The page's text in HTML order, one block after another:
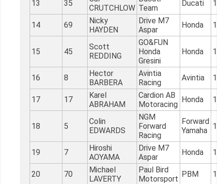
13 35
CRUTCHLOW Team
Ducati
14 69
Nicky
HAYDEN
Drive M7
Aspar
Honda
15 45
Scott
REDDING
GO&FUN
Honda
Gresini
Honda
16 8
Hector
BARBERA
Avintia
Racing
Avintia
17 17
Karel
ABRAHAM
Cardion AB
Motoracing
Honda
18 5
Colin
EDWARDS
NGM
Forward
Racing
Forward
Yamaha
19 7
Hiroshi
AOYAMA
Drive M7
Aspar
Honda
20 70
Michael
LAVERTY
Paul Bird
Motorsport
PBM